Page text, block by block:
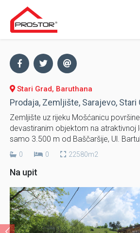
Stari Grad, Baruthana
Prodaja, Zemljište, Sarajevo, Stari
Zemljište uz rijeku Mošćanicu
devastiranim objektom na atraktivnoj
samo 3.500 m od Baščaršije, Ul.
0 0 22580m2
Na upit